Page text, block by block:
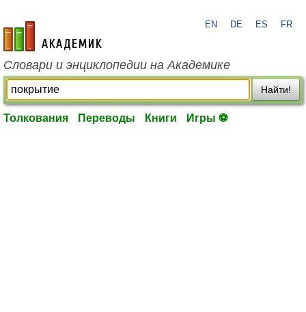
academic.ru
EN DE ES FR
Словари и энциклопедии на Академике
Найти!
Толкования Переводы Книги Игры ⚽